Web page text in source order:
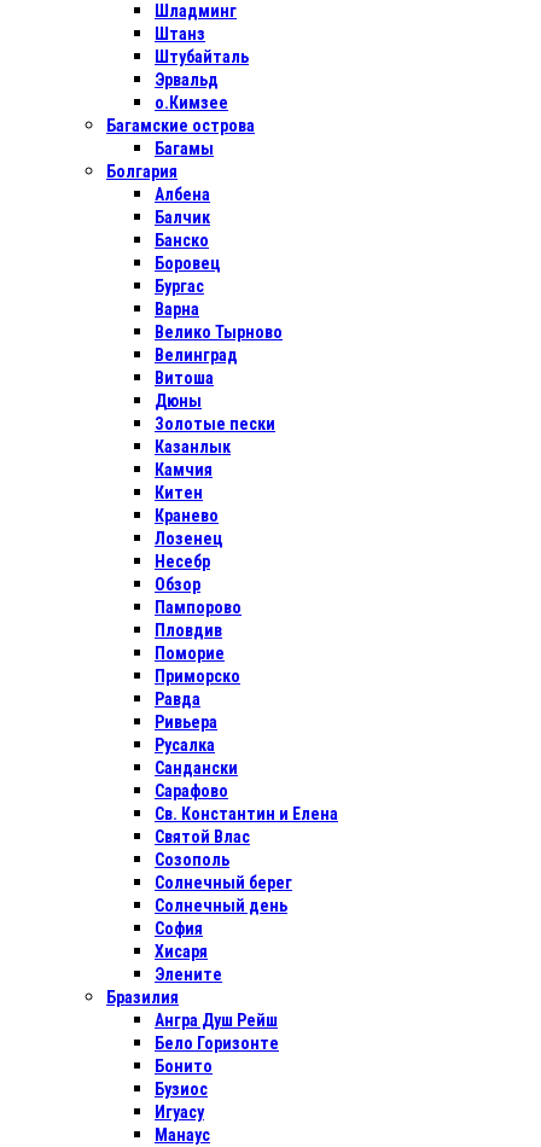
Шладминг
Штанз
Штубайталь
Эрвальд
о.Кимзее
Багамские острова
Багамы
Болгария
Албена
Балчик
Банско
Боровец
Бургас
Варна
Велико Тырново
Велинград
Витоша
Дюны
Золотые пески
Казанлык
Камчия
Китен
Кранево
Лозенец
Несебр
Обзор
Пампорово
Пловдив
Поморие
Приморско
Равда
Ривьера
Русалка
Сандански
Сарафово
Св. Константин и Елена
Святой Влас
Созополь
Солнечный берег
Солнечный день
София
Хисаря
Элените
Бразилия
Ангра Душ Рейш
Бело Горизонте
Бонито
Бузиос
Игуасу
Манаус